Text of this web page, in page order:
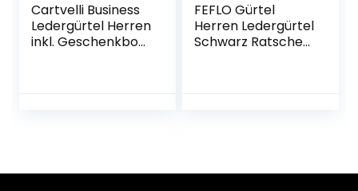
Cartvelli Business
Ledergürtel Herren
inkl. Geschenkbox
FEFLO Gürtel
Herren Ledergürtel
Schwarz Ratsche
Business